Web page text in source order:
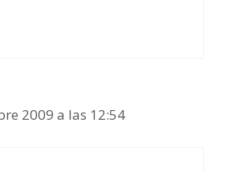
2009 a las 12:54